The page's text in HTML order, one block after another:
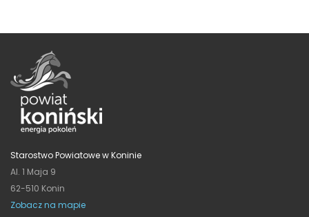
Starostwo Powiatowe w Koninie
Al. 1 Maja 9
62-510 Konin
Zobacz na mapie